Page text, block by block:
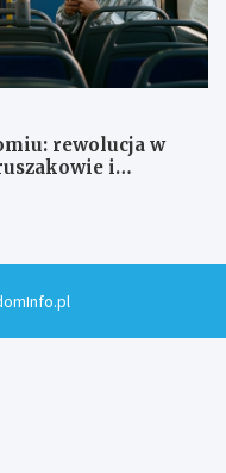
rewolucja w
i